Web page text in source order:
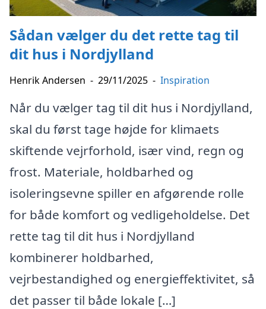
Sådan vælger du det rette tag til
dit hus i Nordjylland
Henrik Andersen - 29/11/2025 - Inspiration
Når du vælger tag til dit hus i Nordjylland,
skal du først tage højde for klimaets
skiftende vejrforhold, især vind, regn og
frost. Materiale, holdbarhed og
isoleringsevne spiller en afgørende rolle
for både komfort og vedligeholdelse. Det
rette tag til dit hus i Nordjylland
kombinerer holdbarhed,
vejrbestandighed og energieffektivitet, så
det passer til både lokale […]